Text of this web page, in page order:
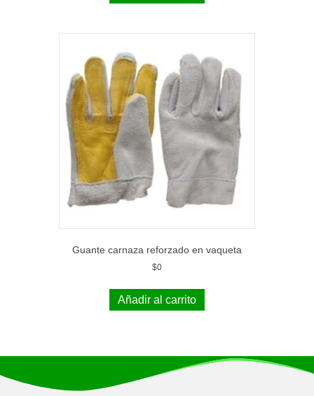
Guante carnaza reforzado en vaqueta
$0
Añadir al carrito